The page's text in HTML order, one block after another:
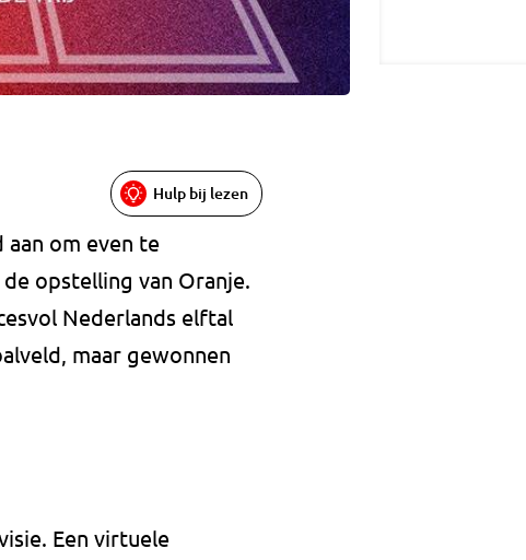
Hulp bij lezen
om even te
opstelling van Oranje.
Nederlands elftal
maar gewonnen
Een virtuele